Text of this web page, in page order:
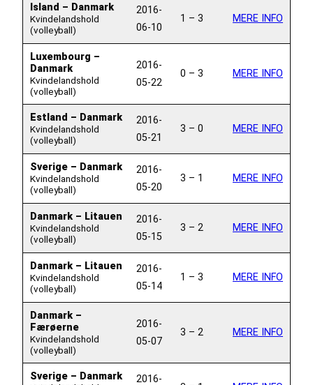
Island – Danmark
Kvindelandshold
(volleyball)
2016-
06-10
1 – 3 MERE INFO
Luxembourg –
Danmark
Kvindelandshold
(volleyball)
2016-
05-22
0 – 3 MERE INFO
Estland – Danmark
Kvindelandshold
(volleyball)
2016-
05-21
3 – 0 MERE INFO
Sverige – Danmark
Kvindelandshold
(volleyball)
2016-
05-20
3 – 1 MERE INFO
Danmark – Litauen
Kvindelandshold
(volleyball)
2016-
05-15
3 – 2 MERE INFO
Danmark – Litauen
Kvindelandshold
(volleyball)
2016-
05-14
1 – 3 MERE INFO
Danmark –
Færøerne
Kvindelandshold
(volleyball)
2016-
05-07
3 – 2 MERE INFO
Sverige – Danmark
2016-